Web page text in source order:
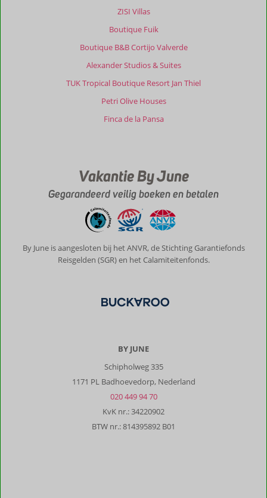
ZISI Villas
Boutique Fuik
Boutique B&B Cortijo Valverde
Alexander Studios & Suites
TUK Tropical Boutique Resort Jan Thiel
Petri Olive Houses
Finca de la Pansa
Vakantie By June
Gegarandeerd veilig boeken en betalen
By June is aangesloten bij het ANVR, de Stichting Garantiefonds
Reisgelden (SGR) en het Calamiteitenfonds.
BY JUNE
Schipholweg 335
1171 PL Badhoevedorp, Nederland
020 449 94 70
KvK nr.: 34220902
BTW nr.: 814395892 B01